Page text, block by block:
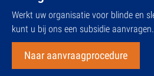
Werkt uw organisatie voor blinde en
kunt u bij ons een subsidie aanvragen.
Naar aanvraagprocedure